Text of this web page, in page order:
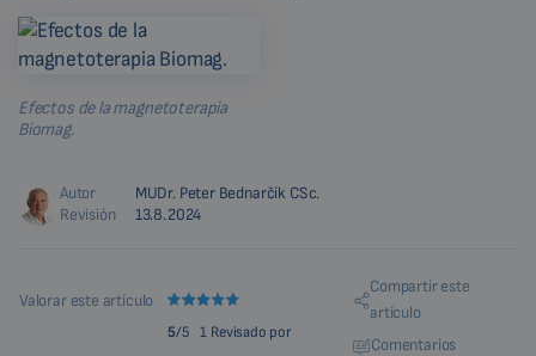
Efectos de la magnetoterapia
Biomag.
Autor
MUDr. Peter Bednarčík CSc.
Revisión
13.8.2024
Valorar este artículo
5/5 1 Revisado por
Compartir este
artículo
Comentarios